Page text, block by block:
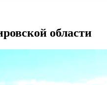
области